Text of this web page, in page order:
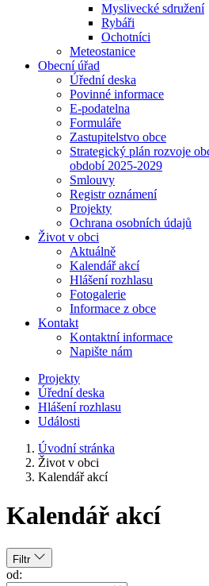
Myslivecké sdružení
Rybáři
Ochotníci
Meteostanice
Obecní úřad
Úřední deska
Povinné informace
E-podatelna
Formuláře
Zastupitelstvo obce
Strategický plán rozvoje
období 2025-2029
Smlouvy
Registr oznámení
Projekty
Ochrana osobních údajů
Život v obci
Aktuálně
Kalendář akcí
Hlášení rozhlasu
Fotogalerie
Informace z obce
Kontakt
Kontaktní informace
Napište nám
Projekty
Úřední deska
Hlášení rozhlasu
Události
Úvodní stránka
Život v obci
Kalendář akcí
Kalendář akcí
Filtr
od: